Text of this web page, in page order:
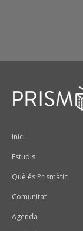
Peu
Inici
Estudis
Què és Prismàtic
Comunitat
Agenda